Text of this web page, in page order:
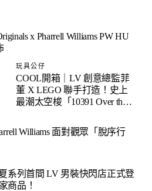
x Pharrell Williams PW HU
玩具公仔
COOL開箱｜LV 創意總監菲
董 X LEGO 聯手打造！史上
最潮太空梭「10391 Over the
Williams 面對觀眾「脫序行
夏系列首間 LV 男裝快閃店正式登
商品！